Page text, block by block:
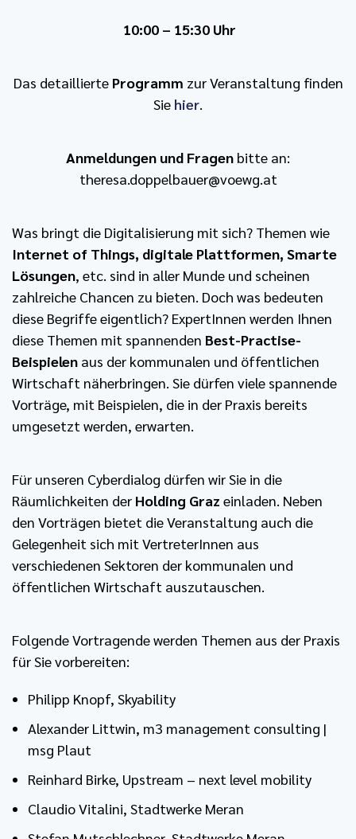
10:00 – 15:30 Uhr
Das detaillierteProgramm zur Veranstaltung finden
Sie hier.
Anmeldungen und Fragen bitte an:
theresa.doppelbauer@voewg.at
Was bringt die Digitalisierung mit sich? Themen wie
Internet of Things, digitale Plattformen, Smarte
Lösungen, etc. sind in aller Munde und scheinen
zahlreiche Chancen zu bieten. Doch was bedeuten
diese Begriffe eigentlich? ExpertInnen werden Ihnen
diese Themen mit spannenden Best-Practise-
Beispielen aus der kommunalen und öffentlichen
Wirtschaft näherbringen. Sie dürfen viele spannende
Vorträge, mit Beispielen, die in der Praxis bereits
umgesetzt werden, erwarten.
Für unseren Cyberdialog dürfen wir Sie in die
Räumlichkeiten der Holding Graz einladen. Neben
den Vorträgen bietet die Veranstaltung auch die
Gelegenheit sich mit VertreterInnen aus
verschiedenen Sektoren der kommunalen und
öffentlichen Wirtschaft auszutauschen.
Folgende Vortragende werden Themen aus der Praxis
für Sie vorbereiten:
Philipp Knopf, Skyability
Alexander Littwin, m3 management consulting |
msg Plaut
Reinhard Birke, Upstream – next level mobility
Claudio Vitalini, Stadtwerke Meran